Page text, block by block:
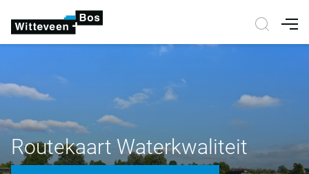
Routekaart Waterkwaliteit